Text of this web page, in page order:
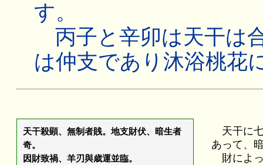
す。
丙子と辛卯は天干は
は仲支であり沐浴桃花
天干殺顕、無制者賎。地支財伏、暗生者
奇。
因財致禍、羊刃與歳運並臨。
天干に
あって、
財によ